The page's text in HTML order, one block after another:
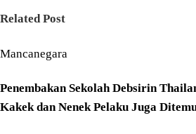
Related Post
Mancanegara
Penembakan Sekolah Debsirin
Kakek dan Nenek Pelaku Juga